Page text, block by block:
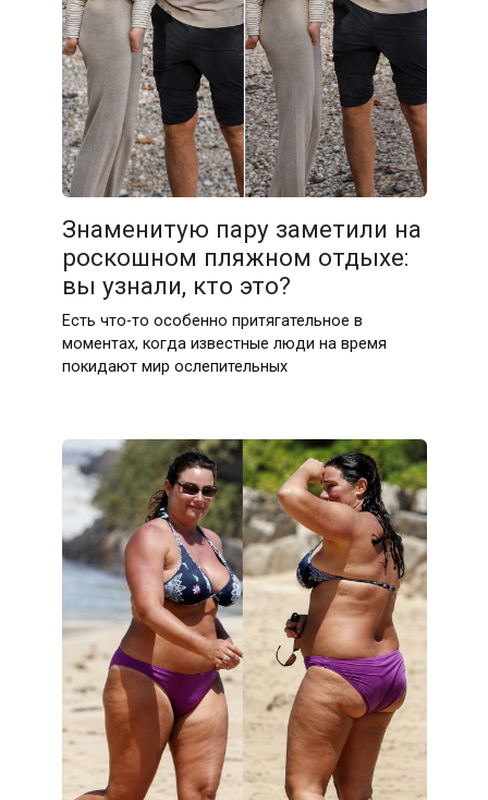
Знаменитую пару заметили на
роскошном пляжном отдыхе:
вы узнали, кто это?
Есть что-то особенно притягательное в
моментах, когда известные люди на время
покидают мир ослепительных